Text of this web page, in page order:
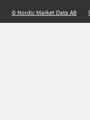
© Nordic Market Data AB